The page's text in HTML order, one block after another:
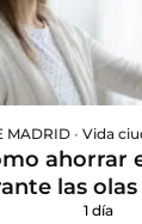
MADRID • Vida
ahorrar
las
1 día